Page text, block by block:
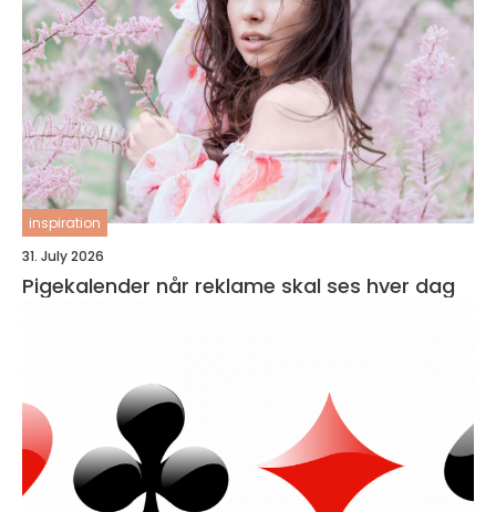
inspiration
31. July 2026
Pigekalender når reklame skal ses hver dag